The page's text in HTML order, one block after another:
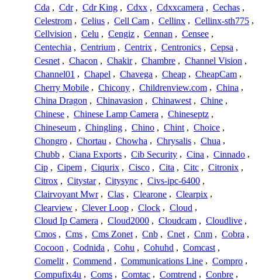
Cda , Cdr , Cdr King , Cdxx , Cdxxcamera , Cechas ,
Celestrom , Celius , Cell Cam , Cellinx , Cellinx-sth775 ,
Cellvision , Celu , Cengiz , Cennan , Censee ,
Centechia , Centrium , Centrix , Centronics , Cepsa ,
Cesnet , Chacon , Chakir , Chambre , Channel Vision ,
Channel01 , Chapel , Chavega , Cheap , CheapCam ,
Cherry Mobile , Chicony , Childrenview.com , China ,
China Dragon , Chinavasion , Chinawest , Chine ,
Chinese , Chinese Lamp Camera , Chineseptz ,
Chineseum , Chingling , Chino , Chint , Choice ,
Chongro , Chortau , Chowha , Chrysalis , Chua ,
Chubb , Ciana Exports , Cib Security , Cina , Cinnado ,
Cip , Cipem , Ciqurix , Cisco , Cita , Citc , Citronix ,
Citrox , Citystar , Citysync , Civs-ipc-6400 ,
Clairvoyant Mwr , Clas , Clearone , Clearpix ,
Clearview , Clever Loop , Clock , Cloud ,
Cloud Ip Camera , Cloud2000 , Cloudcam , Cloudlive ,
Cmos , Cms , Cms Zonet , Cnb , Cnet , Cnm , Cobra ,
Cocoon , Codnida , Cohu , Cohuhd , Comcast ,
Comelit , Commend , Communications Line , Compro ,
Compufix4u , Coms , Comtac , Comtrend , Conbre ,